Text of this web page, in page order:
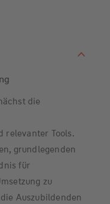
die
relevanter Tools.
grundlegenden
für
zu
Auszubildenden